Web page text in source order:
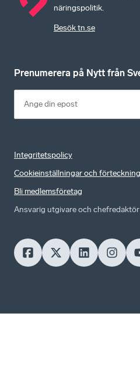
näringspolitik.
Besök tn.se
Prenumerera på Nytt från
Integritetspolicy
Cookieinställningar och
Bli medlemsföretag
Ansvarig utgivare och chefredaktör